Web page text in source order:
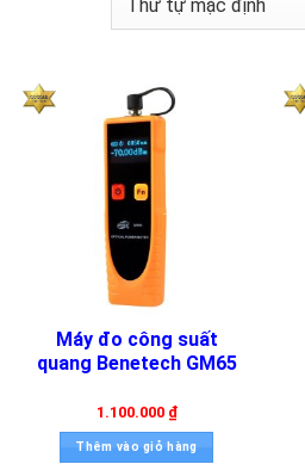
Máy đo công suất
quang Benetech GM65
1.100.000 ₫
Thêm vào giỏ hàng